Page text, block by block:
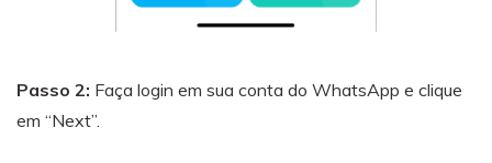
Passo 2: Faça login em sua conta do WhatsApp e clique
em “Next”.